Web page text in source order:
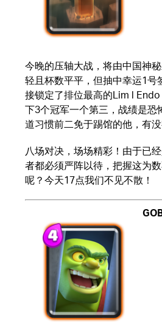
今晚的压轴大战，将由中国神
轻且杯数平平，但抽中幸运1
接锁定了排位最高的Lim l
下3个冠军一个第三，战绩是
道习惯前二免于踢馆的他，有
八场对决，场场精彩！由于已
者都必须严阵以待，把握这为
呢？今天17点我们不见不散！